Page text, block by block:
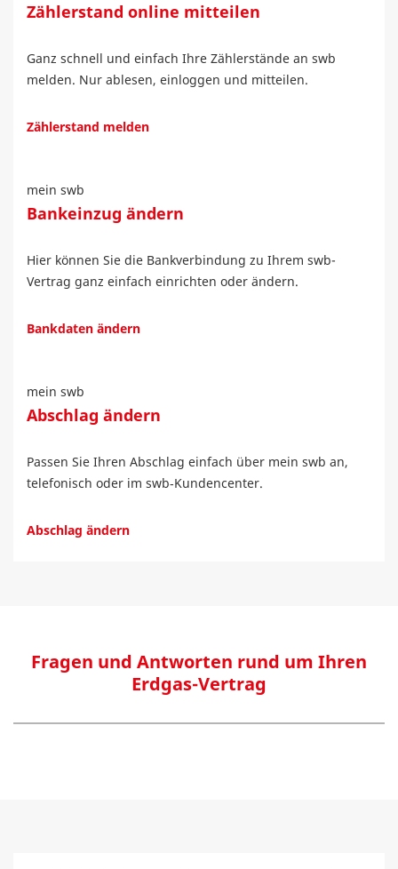
Zählerstand online mitteilen
Ganz schnell und einfach Ihre Zählerstände an swb
melden. Nur ablesen, einloggen und mitteilen.
Zählerstand melden
mein swb
Bankeinzug ändern
Hier können Sie die Bankverbindung zu Ihrem swb-
Vertrag ganz einfach einrichten oder ändern.
Bankdaten ändern
mein swb
Abschlag ändern
Passen Sie Ihren Abschlag einfach über mein swb an,
telefonisch oder im swb‑Kundencenter.
Abschlag ändern
Fragen und Antworten rund um Ihren
Erdgas-Vertrag